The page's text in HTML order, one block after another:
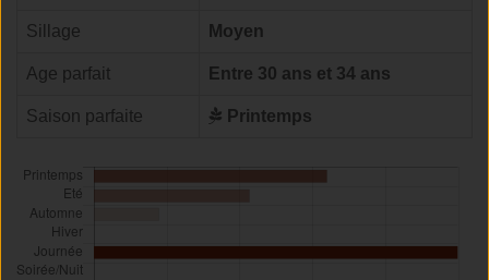
Sillage Moyen
Age parfait Entre 30 ans et 34 ans
Saison parfaite Printemps